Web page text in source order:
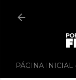
PÁGINA INICIAL